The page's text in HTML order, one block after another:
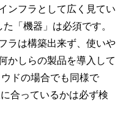
ンフラとして広く見てい
「機器」は必須です。
ラは構築出来ず、使いや
かしらの製品を導入して
ドの場合でも同様で
合っているかは必ず検